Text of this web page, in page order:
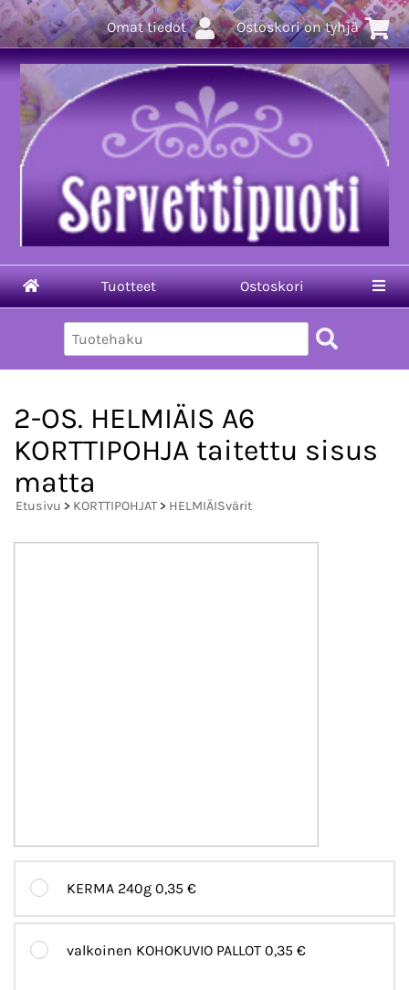
Omat tiedot Ostoskori on tyhjä
Tuotteet Ostoskori
2-OS. HELMIÄIS A6
KORTTIPOHJA taitettu sisus
matta
Etusivu > KORTTIPOHJAT> HELMIÄISvärit
KERMA 240g 0,35 €
valkoinen KOHOKUVIO PALLOT 0,35 €